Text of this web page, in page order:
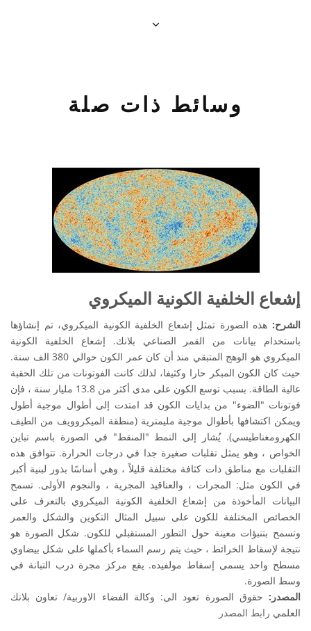
وسائط ذات صلة
إشعاع الخلفية الكونية الميكروي
الشرح: هذه الصورة تمثل إشعاع الخلفية الكونية الميكروي، تم إنشاؤها
باستخدام بيانات من القمر الصناعي بلانك. إشعاع الخلفية الكونية
الميكروي هو الوهج المتبقي منذ أن كان عمر الكون حوالي 380 الف سنة.
حيث كان الكون المبكر حارا وكثيفا، لذلك كانت الفوتونات من تلك الحقبة
عالية الطاقة. بسبب توسع الكون على مدى أكثر من 13.8 مليار سنة ، فإن
فوتونات "الضوء" من بدايات الكون قد امتدت إلى أطوال موجية أطول
ويمكن اكتشافها بأطوال موجية مليمترية (منطقة الميكروويف من الطيف
الكهرومغناطيسي). يُشار إلى النمط "المنقط" في الصورة باسم تباين
الخواص ، وهو يمثل تقلبات صغيرة جدا في درجات الحرارة. تتوافق هذه
التقلبات مع مناطق ذات كثافة مختلفة قليلاً ، وهي أساسًا بذور لبنية أكبر
في الكون مثل: المجرات ، والعناقيد المجرية ، والنجوم الأولى. تسمح
البيانات المأخوذة من إشعاع الخلفية الكونية الميكروي بالتعرف على
الخصائص المختلفة للكون على سبيل المثال التكوين والشكل والعمر
وتسمح بتنبؤات معينة حول التطور المستقبلي للكون. شكل الصورة هو
نتيجة لإسقاط الخرائط ، حيث يتم رسم السماء بأكملها على شكل بيضاوي
مسطح واحد يسمى إسقاط مولفيده. يقع مركز مجرة ​​درب التبانة في
وسط الصورة.
المصدر: حقوق الصورة تعود الى: وكالة الفضاء الاوربية/ تعاون بلانك
العلمي رابط المصدر